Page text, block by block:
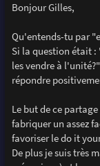
Bonjour Gilles,
Qu'entends-tu par
Si la question était :
les vendre à
répondre
Le but de ce
fabriquer un assez
favoriser le do it
De plus je suis très